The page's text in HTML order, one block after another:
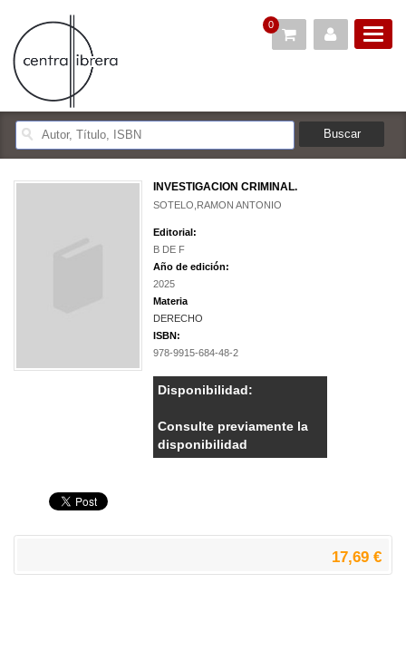
0
INVESTIGACION CRIMINAL.
SOTELO,RAMON ANTONIO
Editorial:
B DE F
Año de edición:
2025
Materia
DERECHO
ISBN:
978-9915-684-48-2
Disponibilidad:
Consulte previamente la
disponibilidad
17,69 €